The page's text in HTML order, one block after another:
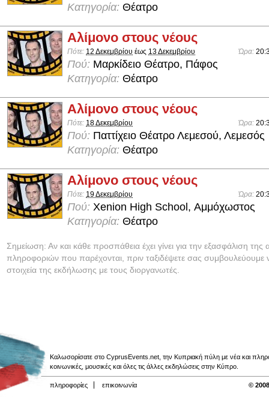
Κατηγορία: Θέατρο
Αλίμονο στους νέους
Πότε: 12 Δεκεμβρίου έως 13 Δεκεμβρίου Ώρα:
Πού: Μαρκίδειο Θέατρο, Πάφος
Κατηγορία: Θέατρο
Αλίμονο στους νέους
Πότε: 18 Δεκεμβρίου Ώρα:
Πού: Παττίχειο Θέατρο Λεμεσού, Λεμεσός
Κατηγορία: Θέατρο
Αλίμονο στους νέους
Πότε: 19 Δεκεμβρίου Ώρα:
Πού: Xenion High School, Αμμόχωστος
Κατηγορία: Θέατρο
Σημείωση: Αν και κάθε προσπάθεια έχει γίνει για την εξασφάλιση της
πληροφοριών που παρέχονται, πριν ταξιδέψετε σας συμβουλεύουμε
στοιχεία της εκδήλωσης με τους διοργανωτές.
Καλωσορίσατε στο CyprusEvents.net, την Κυπριακή πύλη με νέα και
κοινωνικές, μουσικές και όλες τις άλλες εκδηλώσεις στην Κύπρο.
πληροφορίες επικοινωνία ©